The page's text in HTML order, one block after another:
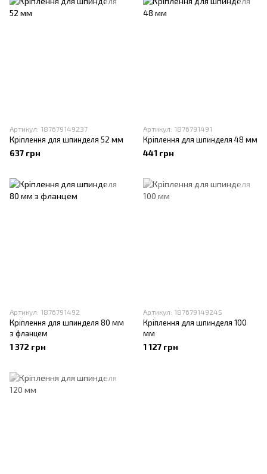
Артикул: 187679149237
Кріплення для шпинделя 52 мм
637 грн
Артикул: 1876791491
Кріплення для шпинделя 48 мм
441 грн
Артикул: 1876791492
Кріплення для шпинделя 80 мм
з фланцем
1 372 грн
Артикул: 187679149245
Кріплення для шпинделя 100
мм
1 127 грн